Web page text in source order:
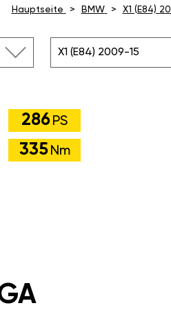
Hauptseite BMW X1 (E84)
X1 (E84) 2009-15
286 PS
335 Nm